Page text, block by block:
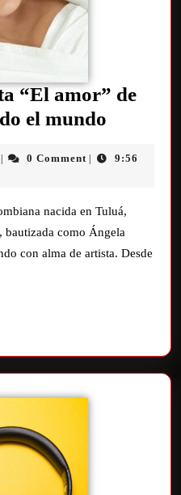
“El amor” de
el mundo
0 Comment
9:56
nacida en Tuluá,
como Ángela
con alma de artista. Desde